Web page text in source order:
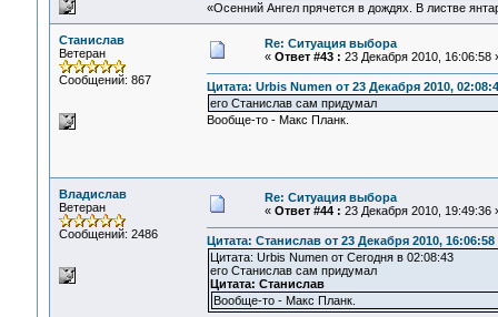
«Осенний Ангел прячется в дождях. В листве
Станислав
Ветеран
Сообщений: 867
Re: Ситуация выбора
« Ответ #43 : 23 Декабря 2010, 16:06:58
Цитата: Urbis Numen от 23 Декабря 2010,
его Станислав сам придумал
Вообще-то - Макс Планк.
Владислав
Ветеран
Сообщений: 2486
Re: Ситуация выбора
« Ответ #44 : 23 Декабря 2010, 19:49:36
Цитата: Станислав от 23 Декабря 2010, 16:06:58
Цитата: Urbis Numen от Сегодня в 02:08:43
его Станислав сам придумал
Цитата: Станислав
Вообще-то - Макс Планк.